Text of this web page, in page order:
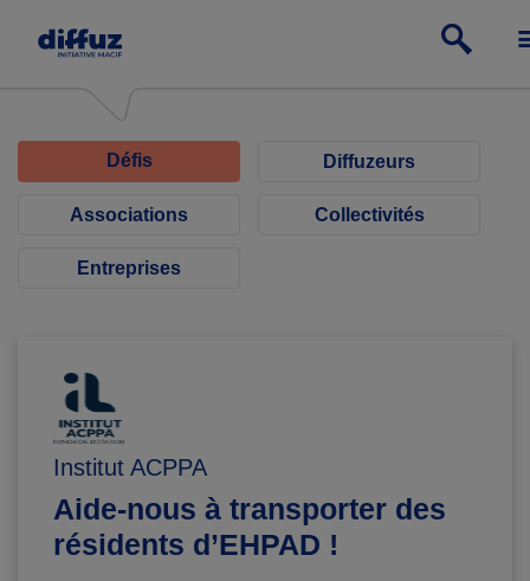
Défis Diffuzeurs
Associations Collectivités
Entreprises
Institut ACPPA
Aide-nous à transporter des
résidents d’EHPAD !